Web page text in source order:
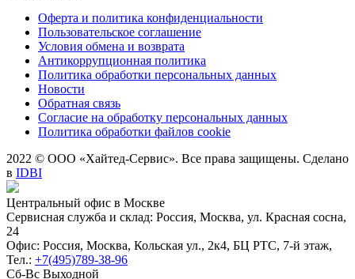
Оферта и политика конфиденциальности
Пользовательское соглашение
Условия обмена и возврата
Антикоррупционная политика
Политика обработки персональных данных
Новости
Обратная связь
Согласие на обработку персональных данных
Политика обработки файлов cookie
2022 © ООО «Хайтед-Сервис». Все права защищены. Сделано
в IDBI
Центральный офис в Москве
Сервисная служба и склад: Россия, Москва, ул. Красная сосна,
24
Офис: Россия, Москва, Кольская ул., 2к4, БЦ РТС, 7-й этаж,
Тел.: +7(495)789-38-96
Сб-Вс Выходной